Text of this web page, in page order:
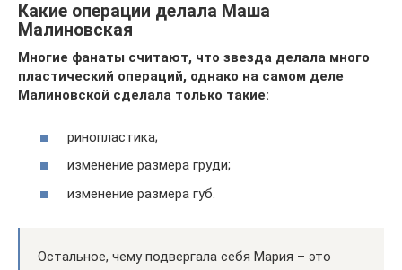
Какие операции делала Маша
Малиновская
Многие фанаты считают, что звезда делала много
пластический операций, однако на самом деле
Малиновской сделала только такие:
ринопластика;
изменение размера груди;
изменение размера губ.
Остальное, чему подвергала себя Мария – это